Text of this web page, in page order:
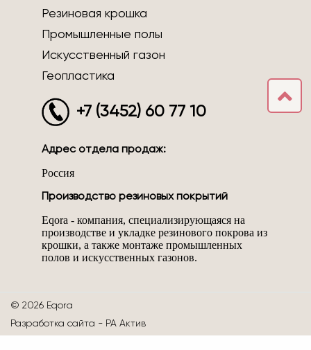
Резиновая крошка
Промышленные полы
Искусственный газон
Геопластика
+7 (3452) 60 77 10
Адрес отдела продаж:
Россия
Производство резиновых покрытий
Eqora - компания, специализирующаяся на
производстве и укладке резинового покрова из
крошки, а также монтаже промышленных
полов и искусственных газонов.
© 2026 Eqora
Разработка сайта - РА Актив